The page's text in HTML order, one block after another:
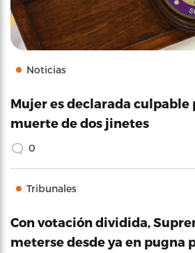
Noticias
Mujer es declarada culpable
muerte de dos jinetes
0
Tribunales
Con votación dividida,
meterse desde ya en pugna